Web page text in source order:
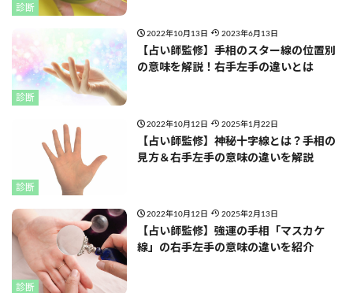
診断
診断
2022年10月13日 2023年6月13日
【占い師監修】手相のスター線の位置別
の意味を解説！右手左手の違いとは
診断
2022年10月12日 2025年1月22日
【占い師監修】神秘十字線とは？手相の
見方＆右手左手の意味の違いを解説
診断
2022年10月12日 2025年2月13日
【占い師監修】強運の手相「マスカケ
線」の右手左手の意味の違いを紹介